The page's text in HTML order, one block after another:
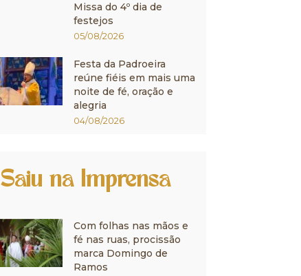
Missa do 4º dia de
festejos
05/08/2026
Festa da Padroeira
reúne fiéis em mais uma
noite de fé, oração e
alegria
04/08/2026
Saiu na Imprensa
Com folhas nas mãos e
fé nas ruas, procissão
marca Domingo de
Ramos